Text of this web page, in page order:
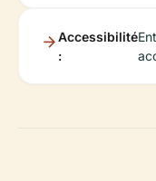
Accessibilité
: